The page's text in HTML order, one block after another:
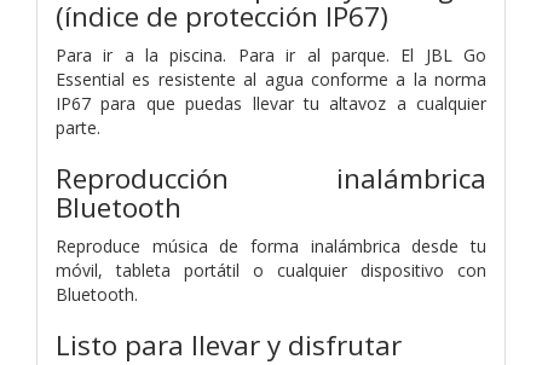
(índice de protección IP67)
Para ir a la piscina. Para ir al parque. El JBL Go
Essential es resistente al agua conforme a la norma
IP67 para que puedas llevar tu altavoz a cualquier
parte.
Reproducción inalámbrica
Bluetooth
Reproduce música de forma inalámbrica desde tu
móvil, tableta portátil o cualquier dispositivo con
Bluetooth.
Listo para llevar y disfrutar